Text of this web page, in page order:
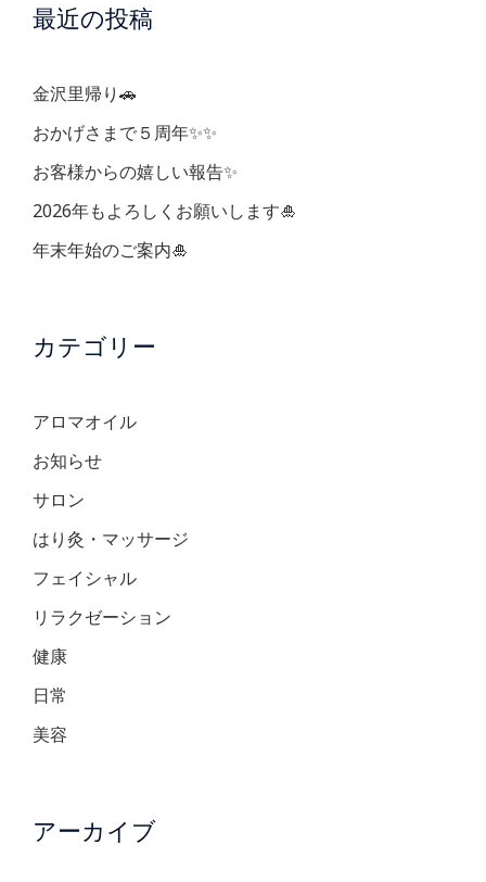
シ
ョ
ン
最近の投稿
金沢里帰り🚗
おかげさまで５周年✨✨
お客様からの嬉しい報告✨
2026年もよろしくお願いします🎍
年末年始のご案内🎍
カテゴリー
アロマオイル
お知らせ
サロン
はり灸・マッサージ
フェイシャル
リラクゼーション
健康
日常
美容
アーカイブ